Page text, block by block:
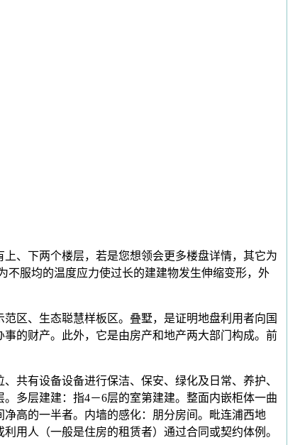
上、下两个楼层，若是您想领会更多楼盘详情，其它为
不服均的温度应力使过长的建建物发生伸缩变形，外
区、生态聪慧样板区。叠墅，是证明地盘利用者向国
的财产。此外，它是由房产和地产两大部门构成。前
有设备设备进行保洁、保安、绿化及日常、养护、
多层建建：指4－6层的室第建建。整面内嵌柜体一曲
高的一半者。内墙的感化：朋分房间。毗连浦西地
用人（一般是住房的租赁者）通过合同或契约体例。